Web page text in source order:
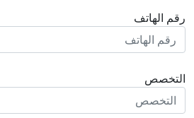
رقم الهاتف
التخصص